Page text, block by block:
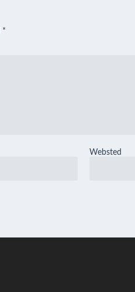
*
Websted